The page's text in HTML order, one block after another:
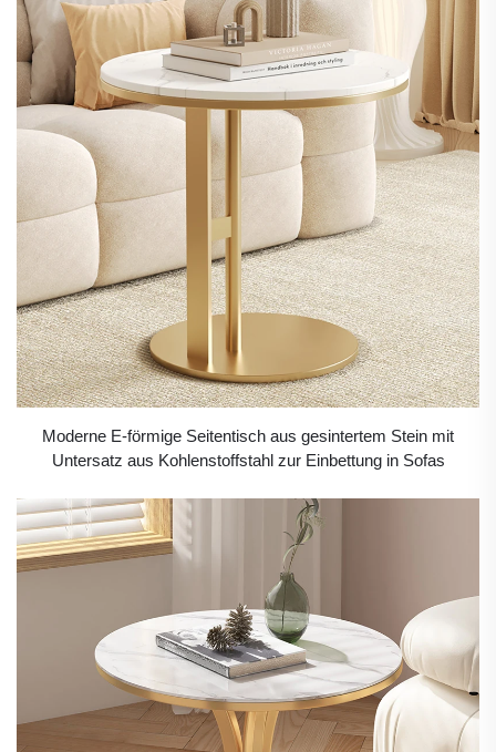
Moderne E-förmige Seitentisch aus gesintertem Stein mit
Untersatz aus Kohlenstoffstahl zur Einbettung in Sofas